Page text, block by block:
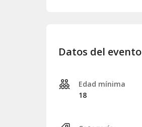
Datos del evento
Edad mínima
18